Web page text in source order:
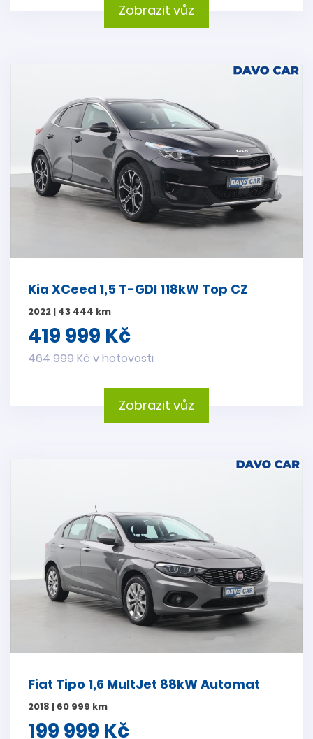
Zobrazit vůz
Kia XCeed 1,5 T-GDI 118kW Top CZ
2022 | 43 444 km
419 999 Kč
464 999 Kč v hotovosti
Zobrazit vůz
Fiat Tipo 1,6 MultJet 88kW Automat
2018 | 60 999 km
199 999 Kč